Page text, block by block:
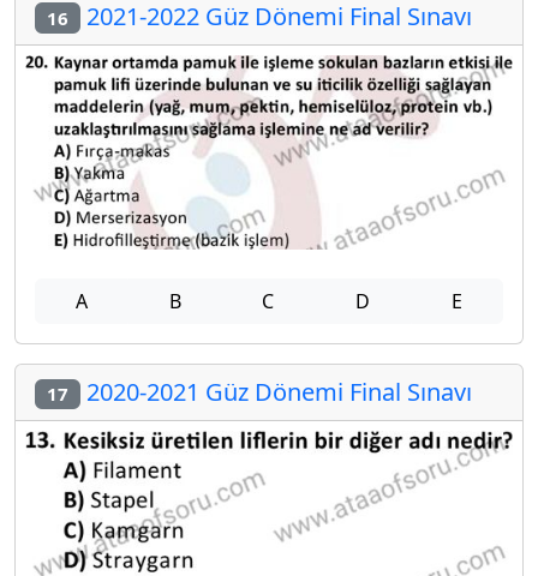
16 2021-2022 Güz Dönemi Final Sınavı
A B C D E
17 2020-2021 Güz Dönemi Final Sınavı